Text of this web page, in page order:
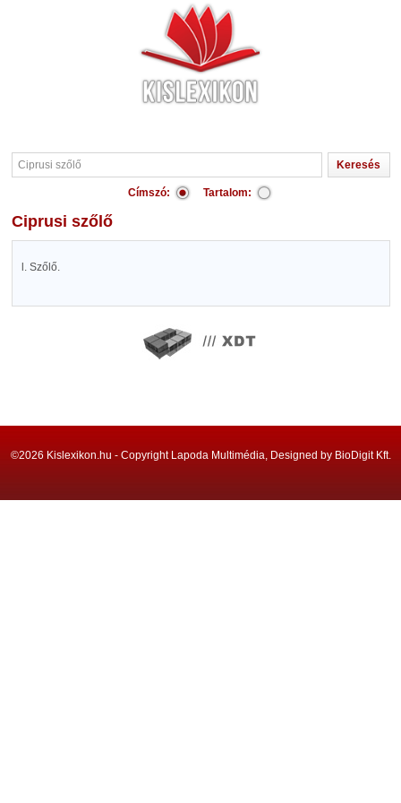
Címszó: Tartalom:
Ciprusi szőlő
l. Szőlő.
©2026 Kislexikon.hu - Copyright Lapoda Multimédia, Designed by BioDigit Kft.